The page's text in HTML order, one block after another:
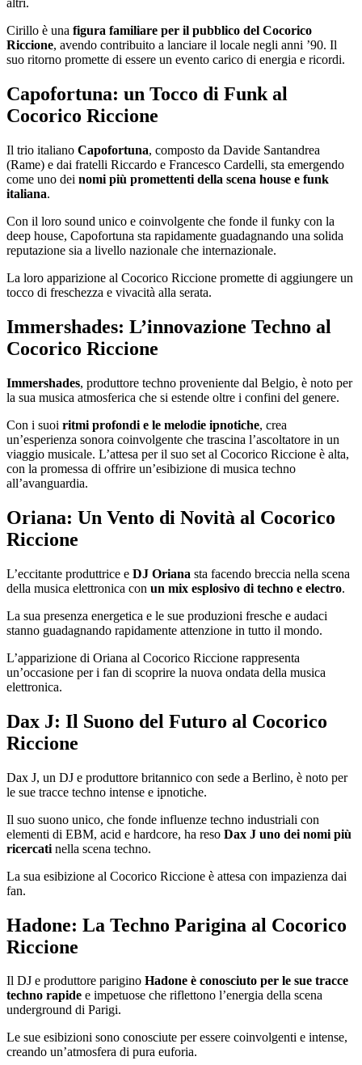
altri.
Cirillo è una figura familiare per il pubblico del Cocorico
Riccione, avendo contribuito a lanciare il locale negli anni ’90. Il
suo ritorno promette di essere un evento carico di energia e ricordi.
Capofortuna: un Tocco di Funk al
Cocorico Riccione
Il trio italiano Capofortuna, composto da Davide Santandrea
(Rame) e dai fratelli Riccardo e Francesco Cardelli, sta emergendo
come uno dei nomi più promettenti della scena house e funk
italiana.
Con il loro sound unico e coinvolgente che fonde il funky con la
deep house, Capofortuna sta rapidamente guadagnando una solida
reputazione sia a livello nazionale che internazionale.
La loro apparizione al Cocorico Riccione promette di aggiungere un
tocco di freschezza e vivacità alla serata.
Immershades: L’innovazione Techno al
Cocorico Riccione
Immershades, produttore techno proveniente dal Belgio, è noto per
la sua musica atmosferica che si estende oltre i confini del genere.
Con i suoi ritmi profondi e le melodie ipnotiche, crea
un’esperienza sonora coinvolgente che trascina l’ascoltatore in un
viaggio musicale. L’attesa per il suo set al Cocorico Riccione è alta,
con la promessa di offrire un’esibizione di musica techno
all’avanguardia.
Oriana: Un Vento di Novità al Cocorico
Riccione
L’eccitante produttrice e DJ Oriana sta facendo breccia nella scena
della musica elettronica con un mix esplosivo di techno e electro.
La sua presenza energetica e le sue produzioni fresche e audaci
stanno guadagnando rapidamente attenzione in tutto il mondo.
L’apparizione di Oriana al Cocorico Riccione rappresenta
un’occasione per i fan di scoprire la nuova ondata della musica
elettronica.
Dax J: Il Suono del Futuro al Cocorico
Riccione
Dax J, un DJ e produttore britannico con sede a Berlino, è noto per
le sue tracce techno intense e ipnotiche.
Il suo suono unico, che fonde influenze techno industriali con
elementi di EBM, acid e hardcore, ha reso Dax J uno dei nomi più
ricercati nella scena techno.
La sua esibizione al Cocorico Riccione è attesa con impazienza dai
fan.
Hadone: La Techno Parigina al Cocorico
Riccione
Il DJ e produttore parigino Hadone è conosciuto per le sue tracce
techno rapide e impetuose che riflettono l’energia della scena
underground di Parigi.
Le sue esibizioni sono conosciute per essere coinvolgenti e intense,
creando un’atmosfera di pura euforia.